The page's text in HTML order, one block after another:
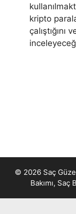
kripto
© 2026 Saç
Bakımı, Saç